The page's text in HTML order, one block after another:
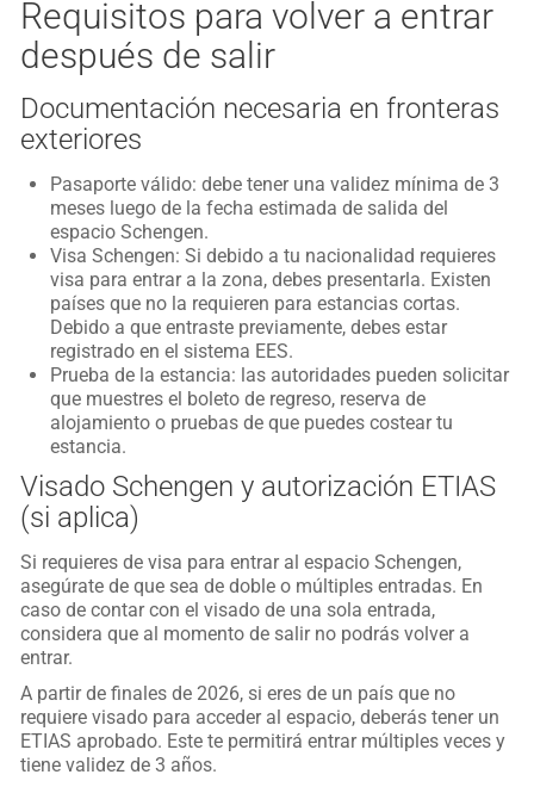
Requisitos para volver a entrar
después de salir
Documentación necesaria en fronteras
exteriores
Pasaporte válido: debe tener una validez mínima de 3
meses luego de la fecha estimada de salida del
espacio Schengen.
Visa Schengen: Si debido a tu nacionalidad requieres
visa para entrar a la zona, debes presentarla. Existen
países que no la requieren para estancias cortas.
Debido a que entraste previamente, debes estar
registrado en el sistema EES.
Prueba de la estancia: las autoridades pueden solicitar
que muestres el boleto de regreso, reserva de
alojamiento o pruebas de que puedes costear tu
estancia.
Visado Schengen y autorización ETIAS
(si aplica)
Si requieres de visa para entrar al espacio Schengen,
asegúrate de que sea de doble o múltiples entradas. En
caso de contar con el visado de una sola entrada,
considera que al momento de salir no podrás volver a
entrar.
A partir de finales de 2026, si eres de un país que no
requiere visado para acceder al espacio, deberás tener un
ETIAS aprobado. Este te permitirá entrar múltiples veces y
tiene validez de 3 años.